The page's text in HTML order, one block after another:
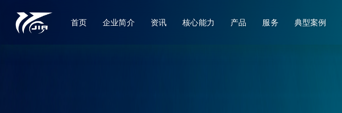
首页 企业简介 资讯 核心能力 产品 服务 典型案例